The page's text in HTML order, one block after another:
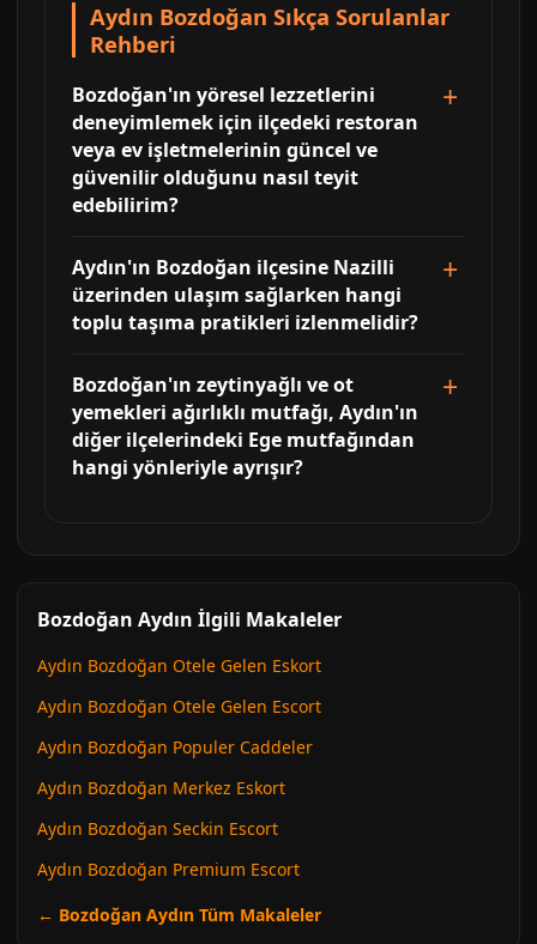
Aydın Bozdoğan Sıkça Sorulanlar
Rehberi
Bozdoğan'ın yöresel lezzetlerini
deneyimlemek için ilçedeki restoran
veya ev işletmelerinin güncel ve
güvenilir olduğunu nasıl teyit
edebilirim?
Aydın'ın Bozdoğan ilçesine Nazilli
üzerinden ulaşım sağlarken hangi
toplu taşıma pratikleri izlenmelidir?
Bozdoğan'ın zeytinyağlı ve ot
yemekleri ağırlıklı mutfağı, Aydın'ın
diğer ilçelerindeki Ege mutfağından
hangi yönleriyle ayrışır?
Bozdoğan Aydın İlgili Makaleler
Aydın Bozdoğan Otele Gelen Eskort
Aydın Bozdoğan Otele Gelen Escort
Aydın Bozdoğan Populer Caddeler
Aydın Bozdoğan Merkez Eskort
Aydın Bozdoğan Seckin Escort
Aydın Bozdoğan Premium Escort
← Bozdoğan Aydın Tüm Makaleler